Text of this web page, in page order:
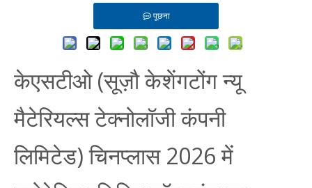
पूछना
केएसटीओ (सूज़ौ केशेंगटोंग न्यू
मैटेरियल्स टेक्नोलॉजी कंपनी
लिमिटेड) चिनप्लास 2026 में